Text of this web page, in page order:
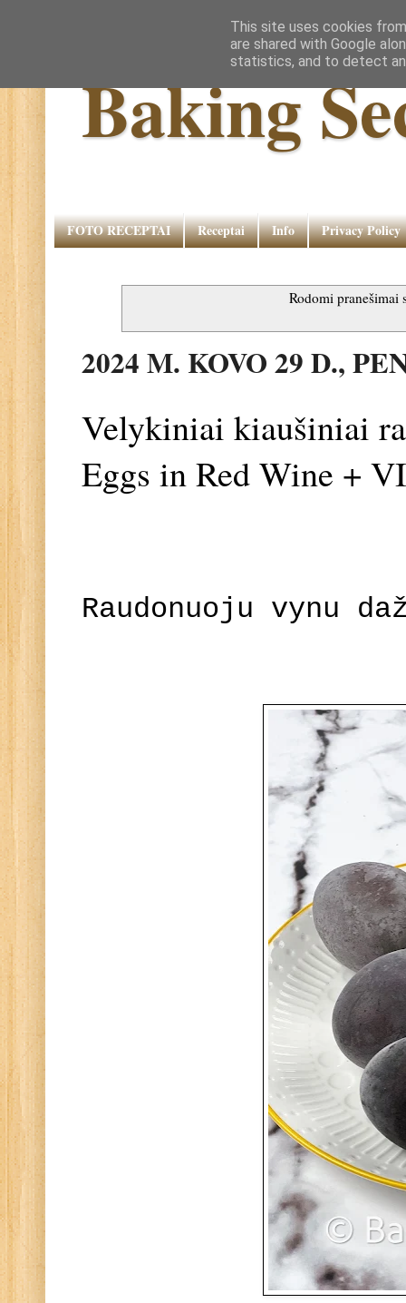
Baking
FOTO RECEPTAI Receptai Info Privacy Policy
Rodomi pranešimai
2024 M. KOVO 29 D.,
Velykiniai kiaušiniai
Eggs in Red Wine +
Raudonuoju vynu
This site uses cookies
are shared with Google
statistics, and to detect